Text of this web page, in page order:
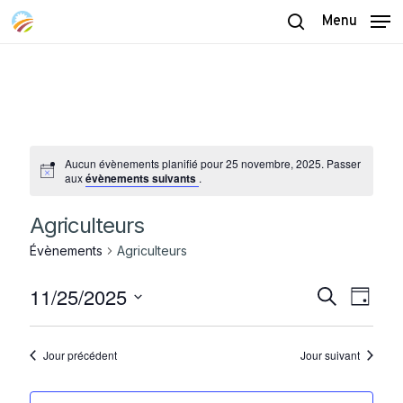
Skip
Menu
Aucun évènements planifié pour 25 novembre, 2025. Passer
auxévènements suivants .
Agriculteurs
Évènements Agriculteurs
et
Recherche
de
vues
Jour
11/25/2025
Jour précédent Jour suivant